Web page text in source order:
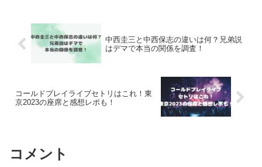
中西圭三と中西保志の違いは何？兄弟説
はデマで本当の関係を調査！
コールドプレイライブセトリはこれ！東
京2023の座席と感想レポも！
コメント